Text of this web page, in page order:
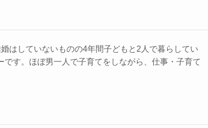
はしていないものの4年間子どもと2人で暮らしてい
です。ほぼ男一人で子育てをしながら、仕事・子育て